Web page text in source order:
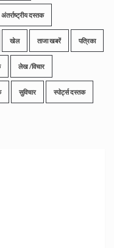
अंतर्राष्ट्रीय दस्तक
खेल ताजा खबरें पत्रिका
लेख /विचार
सुविचार स्पोर्ट्स दस्तक